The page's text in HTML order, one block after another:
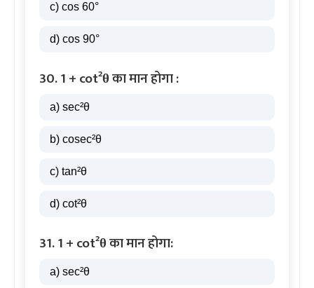
c) cos 60°
d) cos 90°
30. 1 + cot²θ का मान होगा :
a) sec²θ
b) cosec²θ
c) tan²θ
d) cot²θ
31. 1 + cot²θ का मान होगा:
a) sec²θ